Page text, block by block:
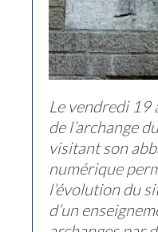
Le vendredi 19
de l’archange
visitant son
numérique
l’évolution du
d’un